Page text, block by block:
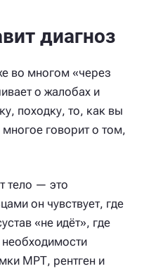
диагноз
во многом «через
о жалобах и
походку, то, как вы
многое говорит о том,
тело — это
он чувствует, где
«не идёт», где
МРТ, рентген и